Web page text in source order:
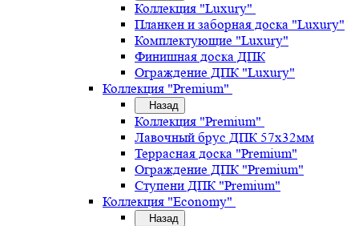
Коллекция "Luxury"
Планкен и заборная доска "Luxury"
Комплектующие "Luxury"
Финишная доска ДПК
Ограждение ДПК "Luxury"
Коллекция "Premium"
Назад
Коллекция "Premium"
Лавочный брус ДПК 57х32мм
Террасная доска "Premium"
Ограждение ДПК "Premium"
Ступени ДПК "Premium"
Коллекция "Economy"
Назад